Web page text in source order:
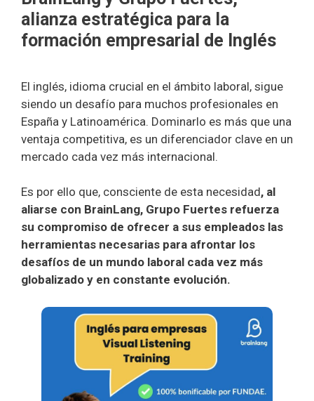
alianza estratégica para la
formación empresarial de Inglés
El inglés, idioma crucial en el ámbito laboral, sigue
siendo un desafío para muchos profesionales en
España y Latinoamérica. Dominarlo es más que una
ventaja competitiva, es un diferenciador clave en un
mercado cada vez más internacional.
Es por ello que, consciente de esta necesidad, al
aliarse con BrainLang, Grupo Fuertes refuerza
su compromiso de ofrecer a sus empleados las
herramientas necesarias para afrontar los
desafíos de un mundo laboral cada vez más
globalizado y en constante evolución.